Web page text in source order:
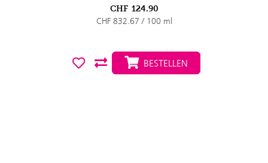
CHF 124.90
CHF 832.67 / 100 ml
BESTELLEN